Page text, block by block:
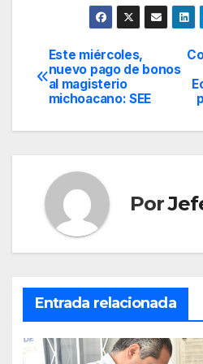
Navegación
de
entradas
Este miércoles,
nuevo pago de bonos
al magisterio
michoacano: SEE
Por
Entrada relacionada